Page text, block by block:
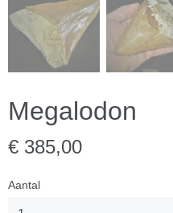
Megalodon
€ 385,00
Aantal